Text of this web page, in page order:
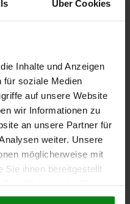
Über Cookies
Inhalte und Anzeigen
für soziale Medien
auf unsere Website
wir Informationen zu
an unsere Partner für
weiter. Unsere
möglicherweise mit
Sie ihnen bereitgestellt
À DIN6885 L=12